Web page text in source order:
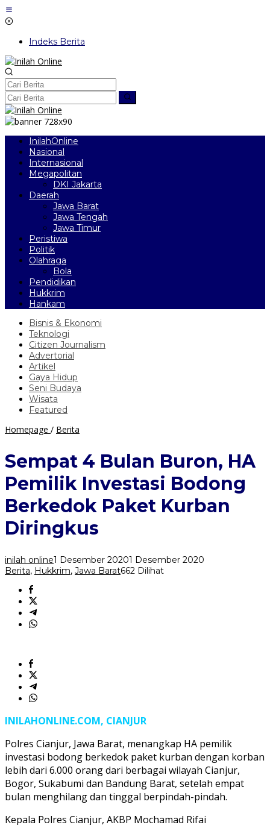
Lewati
ke
Indeks Berita
InilahOnline
Nasional
Internasional
Megapolitan
DKI Jakarta
Daerah
Jawa Barat
Jawa Tengah
Jawa Timur
Peristiwa
Politik
Olahraga
Bola
Pendidikan
Hukkrim
Hankam
Bisnis & Ekonomi
Teknologi
Citizen Journalism
Advertorial
Artikel
Gaya Hidup
Seni Budaya
Wisata
Featured
Homepage / Berita
Bulan
Buron,
HA
Pemilik
Investasi
Bodong
Paket
Diringkus
Sempat 4 Bulan Buron, HA
Pemilik Investasi Bodong
Berkedok Paket Kurban
Diringkus
inilah online1 Desember 20201 Desember 2020
Berita, Hukkrim, Jawa Barat662 Dilihat
INILAHONLINE.COM, CIANJUR
Polres Cianjur, Jawa Barat, menangkap HA pemilik
investasi bodong berkedok paket kurban dengan korban
lebih dari 6.000 orang dari berbagai wilayah Cianjur,
Bogor, Sukabumi dan Bandung Barat, setelah empat
bulan menghilang dan tinggal berpindah-pindah.
Kepala Polres Cianjur, AKBP Mochamad Rifai